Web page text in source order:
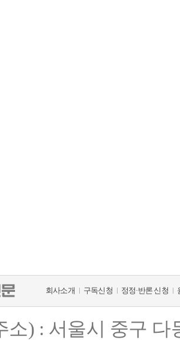
회사소개 구독신청 정정·반론 신청
소) : 서울시 중구